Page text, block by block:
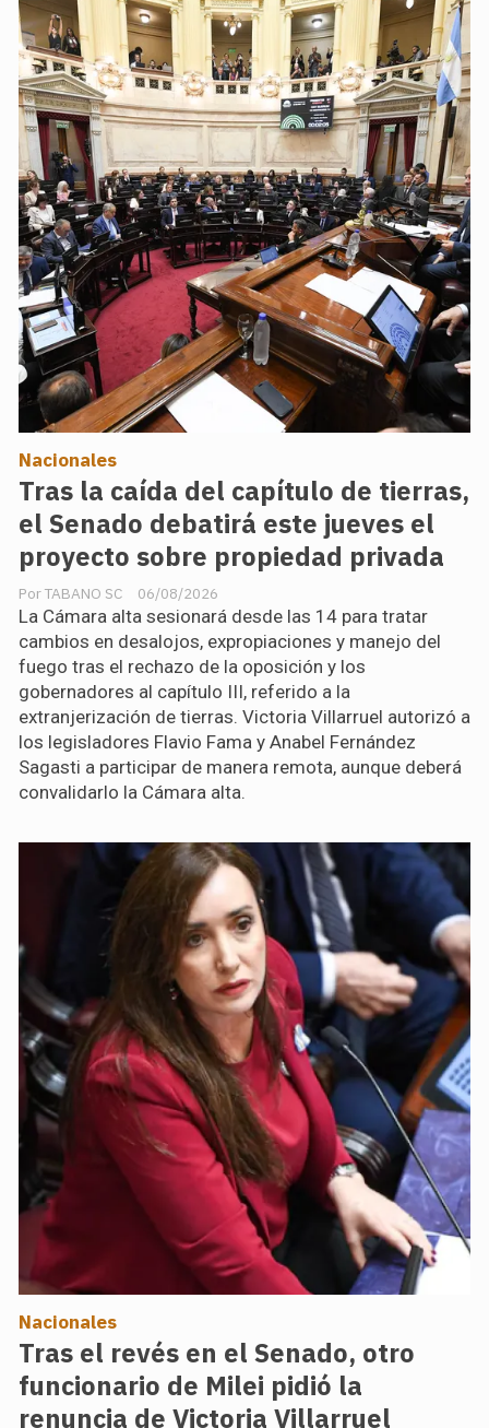
Tras la caída del capítulo de tierras,
el Senado debatirá este jueves el
proyecto sobre propiedad privada
TABANO SC
Nacionales
06/08/2026
La Cámara alta sesionará desde las 14 para tratar
cambios en desalojos, expropiaciones y manejo del
fuego tras el rechazo de la oposición y los
gobernadores al capítulo III, referido a la
extranjerización de tierras. Victoria Villarruel autorizó a
los legisladores Flavio Fama y Anabel Fernández
Sagasti a participar de manera remota, aunque deberá
convalidarlo la Cámara alta.
Tras el revés en el Senado, otro
funcionario de Milei pidió la
renuncia de Victoria Villarruel
Nacionales